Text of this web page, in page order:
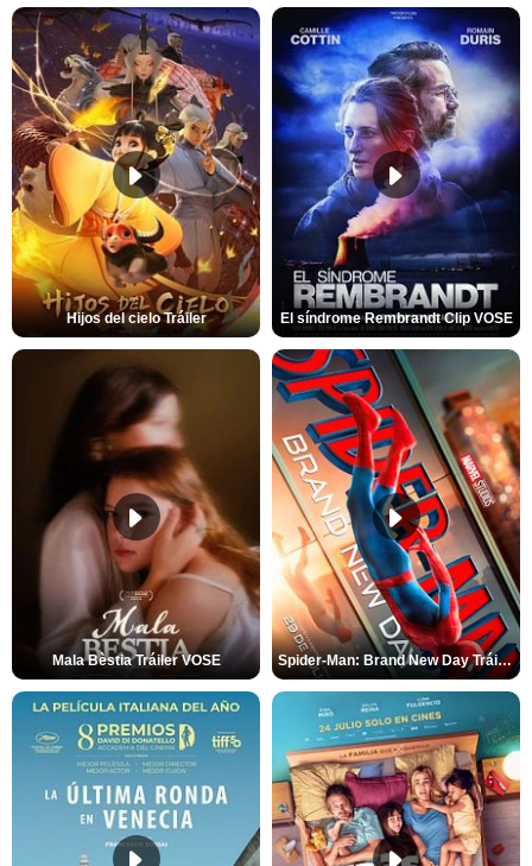
Hijos del cielo Tráiler El síndrome Rembrandt Clip VOSE
Mala Bèstia Tráiler VOSE Spider-Man: Brand New Day Tráiler (3)